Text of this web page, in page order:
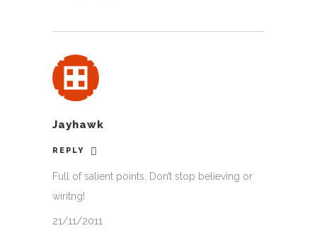
Jayhawk
REPLY
Full of salient points. Don’t stop believing or
wiritng!
21/11/2011